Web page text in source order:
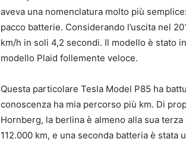
aveva una nomenclatura molto più
pacco batterie. Considerando l’uscita nel
km/h in soli 4,2 secondi. Il modello è stato
modello Plaid follemente veloce.
Questa particolare Tesla Model P85 ha
conoscenza ha mia percorso più km. Di
Hornberg, la berlina è almeno alla sua
112.000 km, e una seconda batteria è